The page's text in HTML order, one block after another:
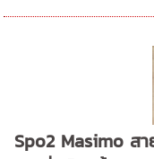
Spo2 Masimo ส